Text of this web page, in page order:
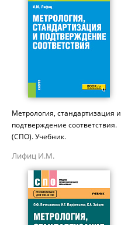
Метрология, стандартизация и
подтверждение соответствия.
(СПО). Учебник.
Лифиц И.М.